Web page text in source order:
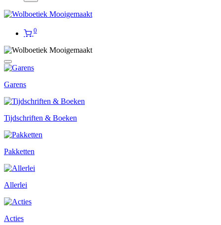
0
Garens
Tijdschriften & Boeken
Pakketten
Allerlei
Acties